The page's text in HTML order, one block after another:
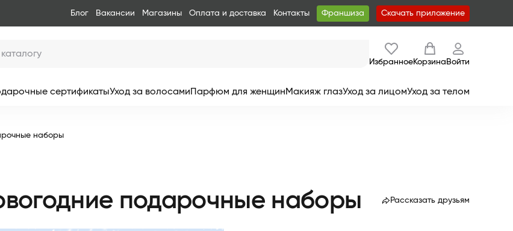
Блог Вакансии Магазины Оплата и доставка Контакты Франшиза Скачать приложение
ИзбранноеКорзина Войти
сертификатыУход за волосамиПарфюм для женщинМакияж глазУход за лицомУход за телом
наборы
подарочные наборы Рассказать друзьям